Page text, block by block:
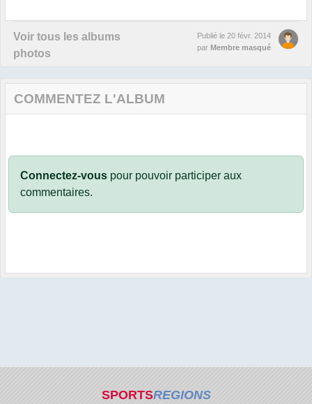
Voir tous les albums
photos
Publié le 20 févr. 2014
par Membre masqué
COMMENTEZ L'ALBUM
Connectez-vous pour pouvoir participer aux
commentaires.
SPORTSREGIONS